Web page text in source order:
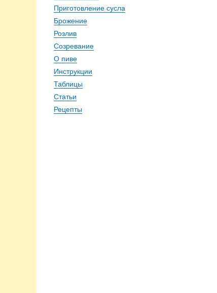
Приготовление сусла
Брожение
Розлив
Созревание
О пиве
Инструкции
Таблицы
Статьи
Рецепты